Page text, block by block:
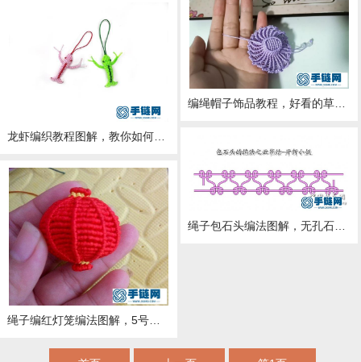
编绳帽子饰品教程，好看的草帽挂件编织编法图解
龙虾编织教程图解，教你如何编中国结小虾做法
绳子包石头编法图解，无孔石头编绳吊坠教程
绳子编红灯笼编法图解，5号线玉线编织传统红灯笼挂件的教程